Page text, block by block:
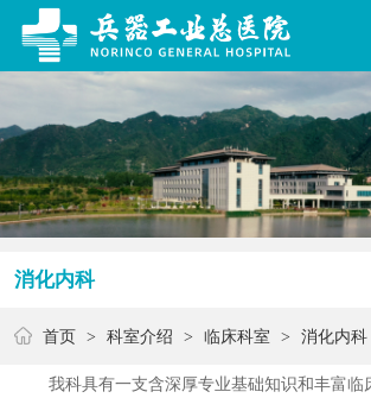
消化内科
首页 > 科室介绍 > 临床科室 > 消化内科
我科具有一支含深厚专业基础知识和丰富临